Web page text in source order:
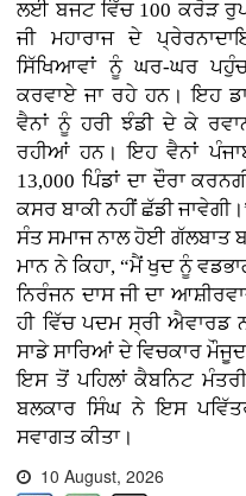
ਲਈ ਬਜਟ ਵਿੱਚ 100 ਕਰੋੜ
ਜੀ ਮਹਾਰਾਜ ਦੇ
ਸਿੱਖਿਆਵਾਂ ਨੂੰ ਘਰ-ਘਰ
ਕਰਵਾਏ ਜਾ ਰਹੇ ਹਨ। ਇਹ
ਵੈਨਾਂ ਨੂੰ ਹਰੀ ਝੰਡੀ ਦੇ ਕੇ
ਰਹੀਆਂ ਹਨ। ਇਹ ਵੈਨਾਂ
13,000 ਪਿੰਡਾਂ ਦਾ ਦੌਰਾ
ਕਸਰ ਬਾਕੀ ਨਹੀਂ ਛੱਡੀ
ਸੰਤ ਸਮਾਜ ਨਾਲ ਹੋਈ ਗੱਲਬਾਤ
ਮਾਨ ਨੇ ਕਿਹਾ, “ਮੈਂ ਖੁਦ ਨੂੰ
ਨਿਰੰਜਨ ਦਾਸ ਜੀ ਦਾ
ਹੀ ਵਿੱਚ ਪਦਮ ਸ੍ਰੀ
ਸਾਡੇ ਸਾਰਿਆਂ ਦੇ ਵਿਚਕਾਰ
ਇਸ ਤੋਂ ਪਹਿਲਾਂ ਕੈਬਨਿਟ
ਬਲਕਾਰ ਸਿੰਘ ਨੇ ਇਸ
ਸਵਾਗਤ ਕੀਤਾ।
10 August, 2026